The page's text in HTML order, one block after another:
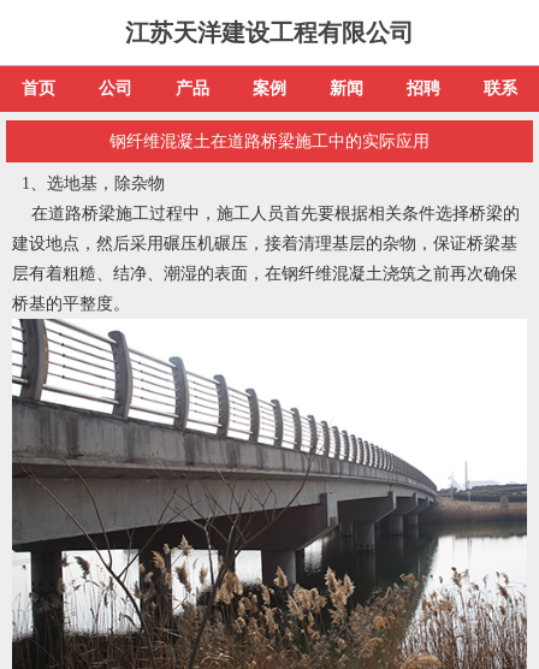
江苏天洋建设工程有限公司
首页 公司 产品 案例 新闻 招聘 联系
钢纤维混凝土在道路桥梁施工中的实际应用
1、选地基，除杂物
在道路桥梁施工过程中，施工人员首先要根据相关条件选择桥梁的
建设地点，然后采用碾压机碾压，接着清理基层的杂物，保证桥梁基
层有着粗糙、结净、潮湿的表面，在钢纤维混凝土浇筑之前再次确保
桥基的平整度。